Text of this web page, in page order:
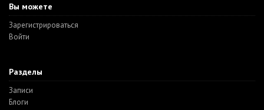
Вы можете
Зарегистрироваться
Войти
Разделы
Записи
Блоги